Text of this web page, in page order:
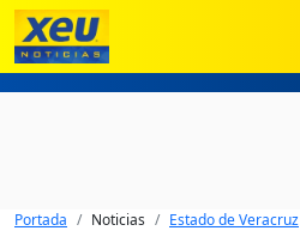
Portada Noticias Estado de Veracruz